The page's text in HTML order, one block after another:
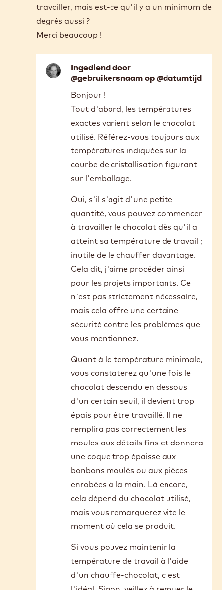
température.
Aussi, puisque ma tempéreuse continue de
chauffer le chocolat même lorsque je la
que je fais mes premiers moulages. Jusqu'à
quel degré peut descendre le chocolat afin
que je puisse l'utiliser encore pour d'autres
moulages sans problème ? Vous donnez le
maximum qu'on ne doit pas dépasser pour
travailler, mais est-ce qu'il y a un minimum de
degrés aussi ?
Merci beaucoup !
@gebruikersnaam op @datumtijd
In
reply
to
Bonjour,
je
travaille
avec…
by
Jennifer
Custeau
2
Bonjour !
Tout d'abord, les températures
exactes varient selon le chocolat
utilisé. Référez-vous toujours aux
températures indiquées sur la
courbe de cristallisation figurant
sur l'emballage.
Oui, s'il s'agit d'une petite
quantité, vous pouvez commencer
atteint sa température de travail ;
inutile de le chauffer davantage.
pour les projets importants. Ce
n'est pas strictement nécessaire,
mais cela offre une certaine
vous mentionnez.
Quant à la température minimale,
vous constaterez qu'une fois le
chocolat descendu en dessous
d'un certain seuil, il devient trop
remplira pas correctement les
moules aux détails fins et donnera
une coque trop épaisse aux